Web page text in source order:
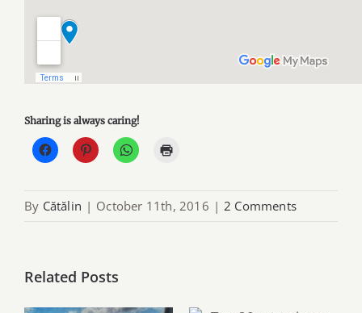
Sharing is always caring!
Click
Facebook
(Opens
Click
Pinterest
(Opens
Click
WhatsApp
(Opens
in
new
By Cătălin | October 11th, 2016 | 2 Comments
Related Posts